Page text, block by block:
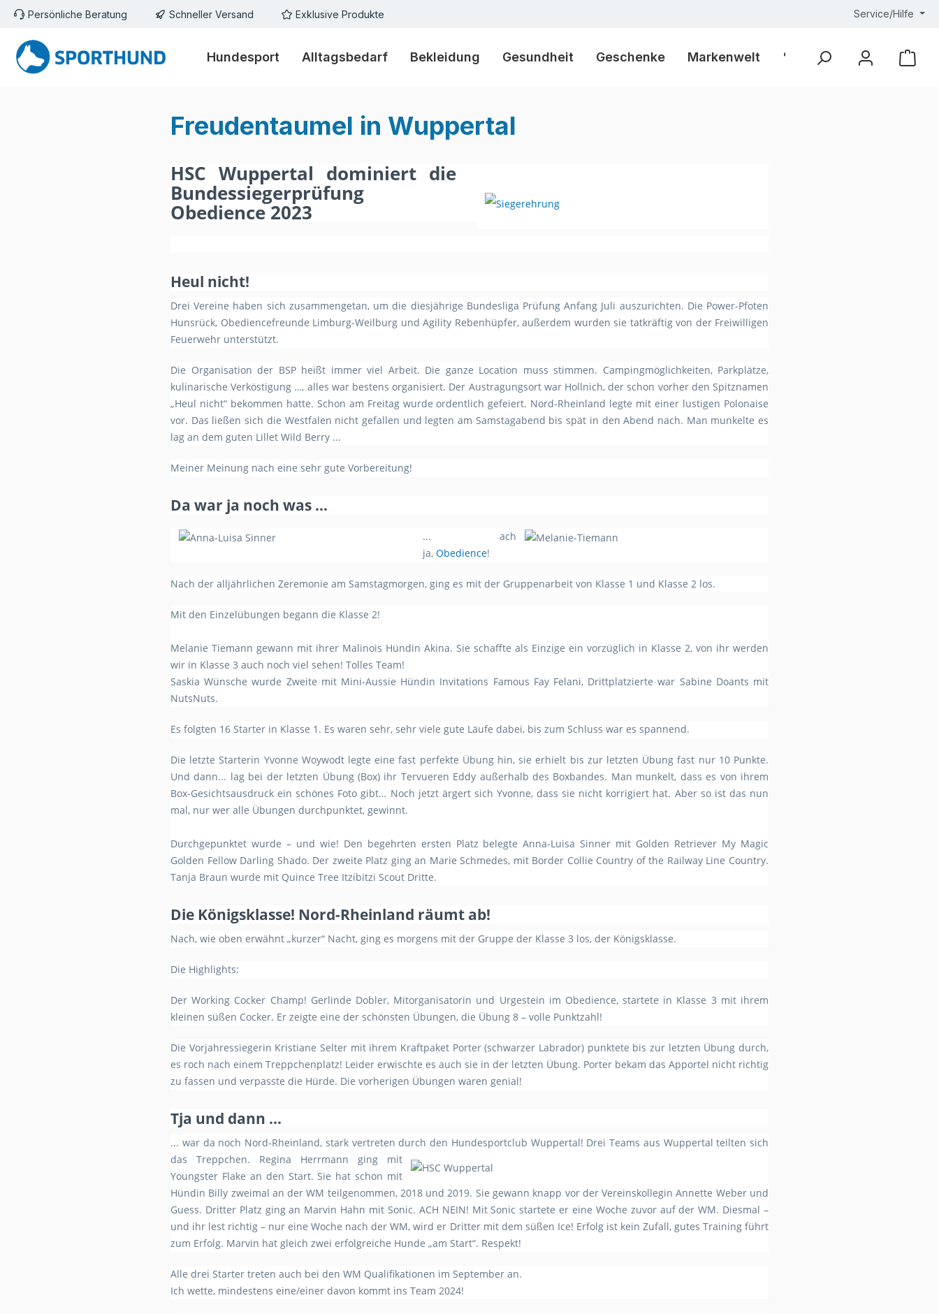
Hauptinhalt springen
Zur Suche springen
Zur Hauptnavigation springen
Persönliche Beratung Schneller Versand Exklusive Produkte Service/Hilfe
Hundesport Alltagsbedarf Bekleidung Gesundheit Geschenke Markenwelt % Outlet %
Freudentaumel in Wuppertal
HSC Wuppertal dominiert die
Bundessiegerprüfung
Obedience 2023
Heul nicht!
Drei Vereine haben sich zusammengetan, um die diesjährige Bundesliga Prüfung Anfang Juli auszurichten. Die Power-Pfoten
Hunsrück, Obediencefreunde Limburg-Weilburg und Agility Rebenhüpfer, außerdem wurden sie tatkräftig von der Freiwilligen
Feuerwehr unterstützt.
Die Organisation der BSP heißt immer viel Arbeit. Die ganze Location muss stimmen. Campingmöglichkeiten, Parkplätze,
kulinarische Verköstigung …, alles war bestens organisiert. Der Austragungsort war Hollnich, der schon vorher den Spitznamen
„Heul nicht“ bekommen hatte. Schon am Freitag wurde ordentlich gefeiert. Nord-Rheinland legte mit einer lustigen Polonaise
vor. Das ließen sich die Westfalen nicht gefallen und legten am Samstagabend bis spät in den Abend nach. Man munkelte es
lag an dem guten Lillet Wild Berry ...
Meiner Meinung nach eine sehr gute Vorbereitung!
Da war ja noch was …
... ach
ja, Obedience!
Nach der alljährlichen Zeremonie am Samstagmorgen, ging es mit der Gruppenarbeit von Klasse 1 und Klasse 2 los.
Mit den Einzelübungen begann die Klasse 2!
Melanie Tiemann gewann mit ihrer Malinois Hündin Akina. Sie schaffte als Einzige ein vorzüglich in Klasse 2, von ihr werden
wir in Klasse 3 auch noch viel sehen! Tolles Team!
Saskia Wünsche wurde Zweite mit Mini-Aussie Hündin Invitations Famous Fay Felani, Drittplatzierte war Sabine Doants mit
NutsNuts.
Es folgten 16 Starter in Klasse 1. Es waren sehr, sehr viele gute Läufe dabei, bis zum Schluss war es spannend.
Die letzte Starterin Yvonne Woywodt legte eine fast perfekte Übung hin, sie erhielt bis zur letzten Übung fast nur 10 Punkte.
Und dann... lag bei der letzten Übung (Box) ihr Tervueren Eddy außerhalb des Boxbandes. Man munkelt, dass es von ihrem
Box-Gesichtsausdruck ein schönes Foto gibt… Noch jetzt ärgert sich Yvonne, dass sie nicht korrigiert hat. Aber so ist das nun
mal, nur wer alle Übungen durchpunktet, gewinnt.
Durchgepunktet wurde – und wie! Den begehrten ersten Platz belegte Anna-Luisa Sinner mit Golden Retriever My Magic
Golden Fellow Darling Shado. Der zweite Platz ging an Marie Schmedes, mit Border Collie Country of the Railway Line Country.
Tanja Braun wurde mit Quince Tree Itzibitzi Scout Dritte.
Die Königsklasse! Nord-Rheinland räumt ab!
Nach, wie oben erwähnt „kurzer“ Nacht, ging es morgens mit der Gruppe der Klasse 3 los, der Königsklasse.
Die Highlights:
Der Working Cocker Champ! Gerlinde Dobler, Mitorganisatorin und Urgestein im Obedience, startete in Klasse 3 mit ihrem
kleinen süßen Cocker. Er zeigte eine der schönsten Übungen, die Übung 8 – volle Punktzahl!
Die Vorjahressiegerin Kristiane Selter mit ihrem Kraftpaket Porter (schwarzer Labrador) punktete bis zur letzten Übung durch,
es roch nach einem Treppchenplatz! Leider erwischte es auch sie in der letzten Übung. Porter bekam das Apportel nicht richtig
zu fassen und verpasste die Hürde. Die vorherigen Übungen waren genial!
Tja und dann ...
... war da noch Nord-Rheinland, stark vertreten durch den Hundesportclub Wuppertal! Drei Teams aus Wuppertal teilten sich
das Treppchen. Regina Herrmann ging mit
Youngster Flake an den Start. Sie hat schon mit
Hündin Billy zweimal an der WM teilgenommen, 2018 und 2019. Sie gewann knapp vor der Vereinskollegin Annette Weber und
Guess. Dritter Platz ging an Marvin Hahn mit Sonic. ACH NEIN! Mit Sonic startete er eine Woche zuvor auf der WM. Diesmal –
und ihr lest richtig – nur eine Woche nach der WM, wird er Dritter mit dem süßen Ice! Erfolg ist kein Zufall, gutes Training führt
zum Erfolg. Marvin hat gleich zwei erfolgreiche Hunde „am Start“. Respekt!
Alle drei Starter treten auch bei den WM Qualifikationen im September an.
Ich wette, mindestens eine/einer davon kommt ins Team 2024!